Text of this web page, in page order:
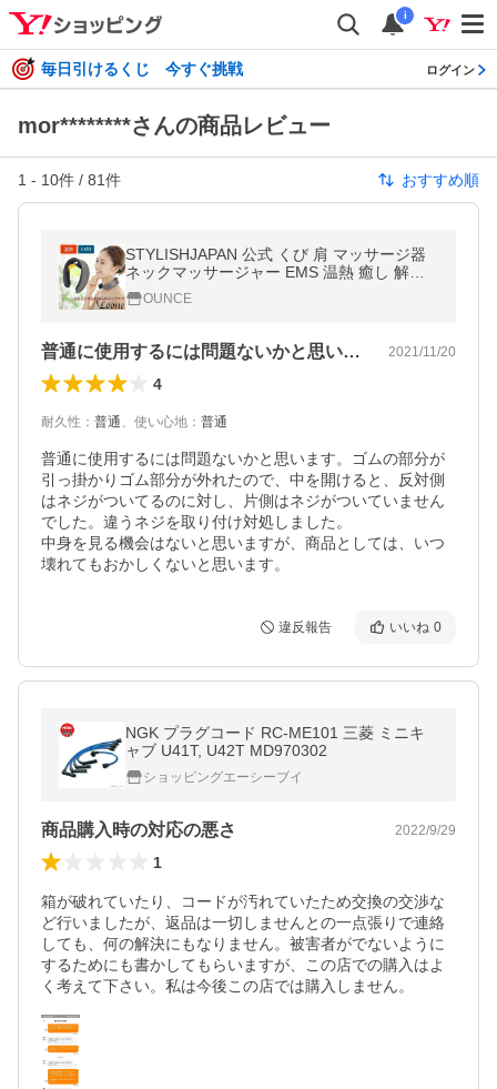
i
毎日引けるくじ 今すぐ挑戦 ログイン
mor********さんの商品レビュー
1 - 10件 / 81件 おすすめ順
STYLISHJAPAN 公式 くび 肩 マッサージ器
ネックマッサージャー EMS 温熱 癒し 解消
プレゼント ギフト type2 ルーネ nks0490
OUNCE
普通に使用するには問題ないかと思います… 2021/11/20
4
耐久性 ： 普通、 使い心地 ： 普通
普通に使用するには問題ないかと思います。ゴムの部分が
引っ掛かりゴム部分が外れたので、中を開けると、反対側
はネジがついてるのに対し、片側はネジがついていません
でした。違うネジを取り付け対処しました。
中身を見る機会はないと思いますが、商品としては、いつ
壊れてもおかしくないと思います。
違反報告 いいね 0
NGK プラグコード RC-ME101 三菱 ミニキ
ャブ U41T, U42T MD970302
ショッピングエーシーブイ
商品購入時の対応の悪さ 2022/9/29
1
箱が破れていたり、コードが汚れていたため交換の交渉な
ど行いましたが、返品は一切しませんとの一点張りで連絡
しても、何の解決にもなりません。被害者がでないように
するためにも書かしてもらいますが、この店での購入はよ
く考えて下さい。私は今後この店では購入しません。